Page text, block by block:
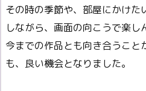
その時の季節や、部屋にかけた
しながら、画面の向こうで楽し
今までの作品とも向き合うこと
も、良い機会となりました。